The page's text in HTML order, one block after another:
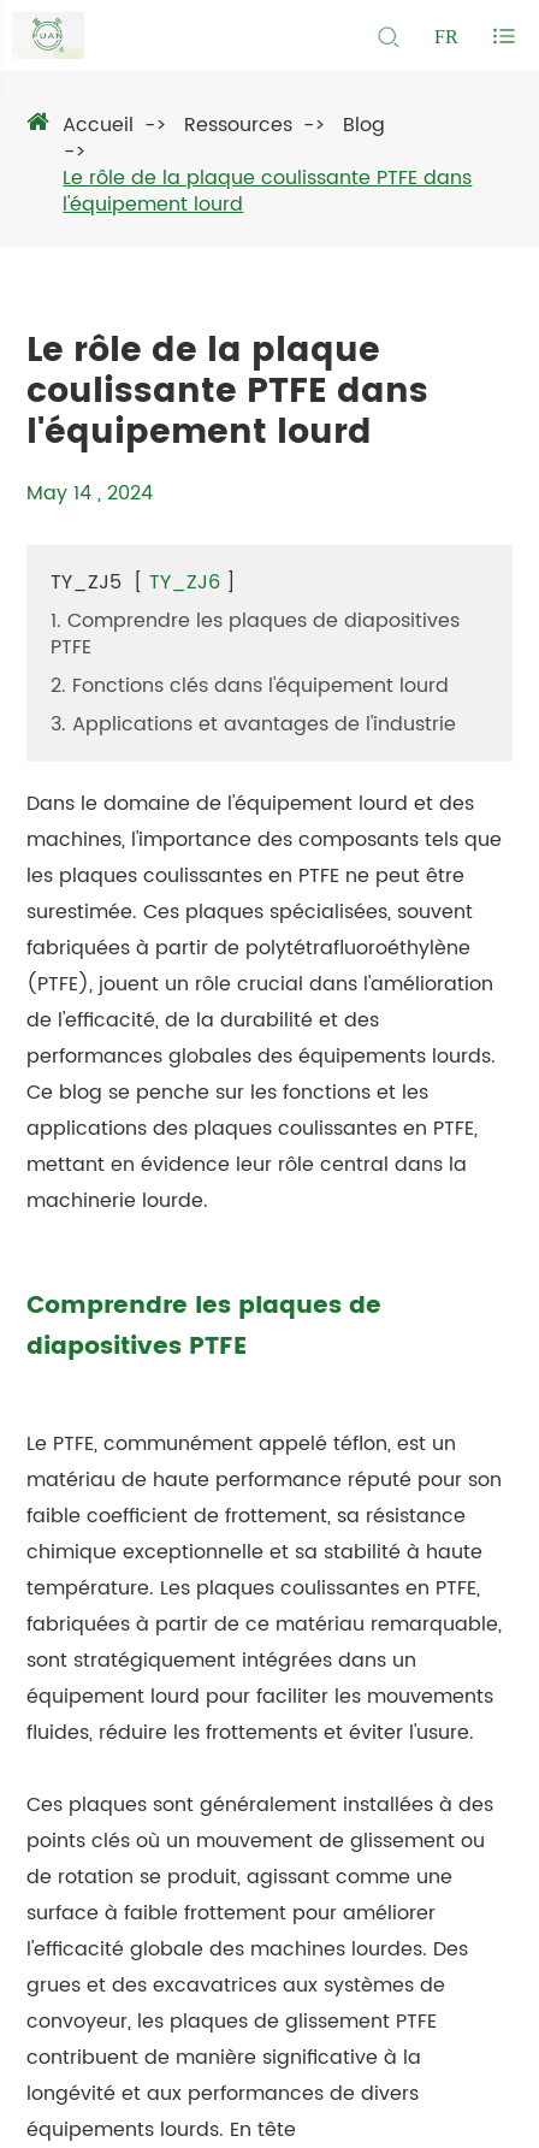
FR
Accueil Ressources
Blog
Le rôle de la plaque coulissante PTFE dans
l'équipement lourd
Le rôle de la plaque
coulissante PTFE dans
l'équipement lourd
May 14 , 2024
TY_ZJ5 [ TY_ZJ6 ]
1. Comprendre les plaques de diapositives
PTFE
2. Fonctions clés dans l'équipement lourd
3. Applications et avantages de l'industrie
Dans le domaine de l'équipement lourd et des
machines, l'importance des composants tels que
les plaques coulissantes en PTFE ne peut être
surestimée. Ces plaques spécialisées, souvent
fabriquées à partir de polytétrafluoroéthylène
(PTFE), jouent un rôle crucial dans l'amélioration
de l'efficacité, de la durabilité et des
performances globales des équipements lourds.
Ce blog se penche sur les fonctions et les
applications des plaques coulissantes en PTFE,
mettant en évidence leur rôle central dans la
machinerie lourde.
Comprendre les plaques de
diapositives PTFE
Le PTFE, communément appelé téflon, est un
matériau de haute performance réputé pour son
faible coefficient de frottement, sa résistance
chimique exceptionnelle et sa stabilité à haute
température. Les plaques coulissantes en PTFE,
fabriquées à partir de ce matériau remarquable,
sont stratégiquement intégrées dans un
équipement lourd pour faciliter les mouvements
fluides, réduire les frottements et éviter l'usure.
Ces plaques sont généralement installées à des
points clés où un mouvement de glissement ou
de rotation se produit, agissant comme une
surface à faible frottement pour améliorer
l'efficacité globale des machines lourdes. Des
grues et des excavatrices aux systèmes de
convoyeur, les plaques de glissement PTFE
contribuent de manière significative à la
longévité et aux performances de divers
équipements lourds. En tête